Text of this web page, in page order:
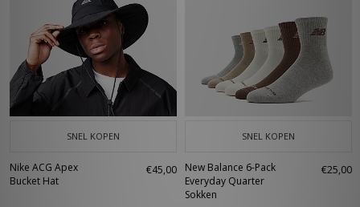
SNEL KOPEN
Nike ACG Apex
Bucket Hat
€45,00
SNEL KOPEN
New Balance 6-Pack
Everyday Quarter
Sokken
€25,00